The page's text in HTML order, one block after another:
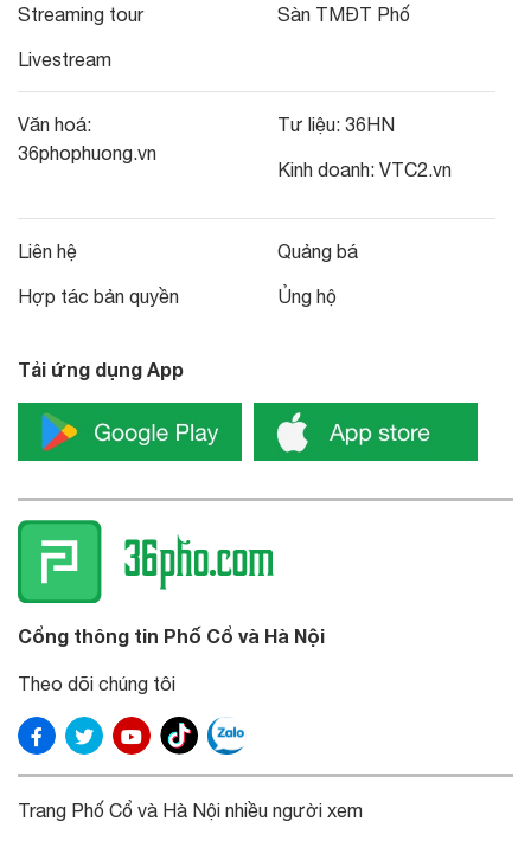
Streaming tour
Livestream
Sàn TMĐT Phố
Văn hoá:
36phophuong.vn
Tư liệu: 36HN
Kinh doanh: VTC2.vn
Liên hệ
Hợp tác bản quyền
Quảng bá
Ủng hộ
Tải ứng dụng App
Cổng thông tin Phố Cổ và Hà Nội
Theo dõi chúng tôi
Trang Phố Cổ và Hà Nội nhiều người xem